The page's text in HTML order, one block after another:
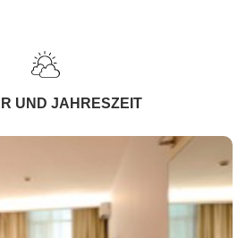
UND JAHRESZEIT